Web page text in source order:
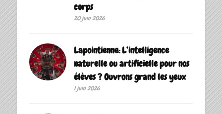
corps
20 juin 2026
Lapointienne: L’intelligence
naturelle ou artificielle pour nos
élèves ? Ouvrons grand les yeux
1 juin 2026